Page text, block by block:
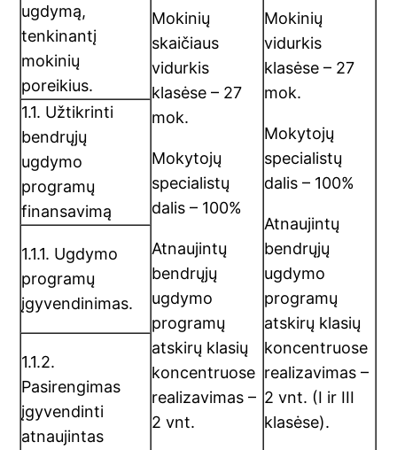
ugdymą,
tenkinantį
mokinių
poreikius.
Mokinių
skaičiaus
vidurkis
klasėse – 27
mok.
Mokytojų
specialistų
dalis – 100%
Atnaujintų
bendrųjų
ugdymo
programų
atskirų klasių
koncentruose
realizavimas –
2 vnt.
Mokinių
vidurkis
klasėse – 27
mok.
Mokytojų
specialistų
dalis – 100%
Atnaujintų
bendrųjų
ugdymo
programų
atskirų klasių
koncentruose
realizavimas –
2 vnt. (I ir III
klasėse).
1.1. Užtikrinti
bendrųjų
ugdymo
programų
finansavimą
1.1.1. Ugdymo
programų
įgyvendinimas.
1.1.2.
Pasirengimas
įgyvendinti
atnaujintas